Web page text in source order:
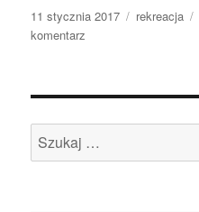
Data
publikacji
11 stycznia 2017 Kategorie
rekreacja
komentarz
naszym
przez
cały
czas
Szukaj: